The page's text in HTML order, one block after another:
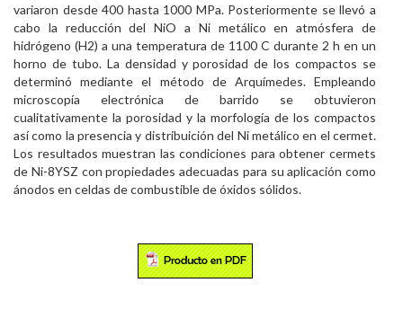
variaron desde 400 hasta 1000 MPa. Posteriormente se llevó a
cabo la reducción del NiO a Ni metálico en atmósfera de
hidrógeno (H2) a una temperatura de 1100 C durante 2 h en un
horno de tubo. La densidad y porosidad de los compactos se
determinó mediante el método de Arquímedes. Empleando
microscopía electrónica de barrido se obtuvieron
cualitativamente la porosidad y la morfología de los compactos
así como la presencia y distribuición del Ni metálico en el cermet.
Los resultados muestran las condiciones para obtener cermets
de Ni-8YSZ con propiedades adecuadas para su aplicación como
ánodos en celdas de combustible de óxidos sólidos.